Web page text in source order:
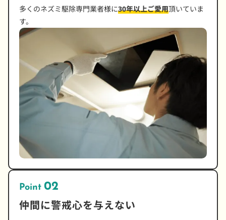
多くのネズミ駆除専門業者様に30年以上ご愛用頂いていま
す。
Point 02
仲間に警戒心を与えない